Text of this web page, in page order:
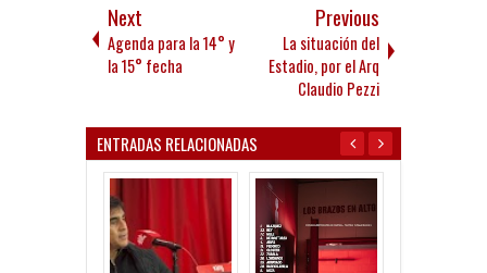
Next
Agenda para la 14° y
la 15° fecha
Previous
La situación del
Estadio, por el Arq
Claudio Pezzi
ENTRADAS RELACIONADAS